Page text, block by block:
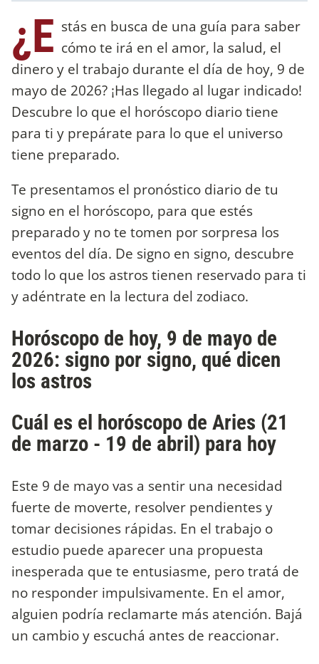
¿E stás en busca de una guía para saber
cómo te irá en el amor, la salud, el
dinero y el trabajo durante el día de hoy, 9 de
mayo de 2026? ¡Has llegado al lugar indicado!
Descubre lo que el horóscopo diario tiene
para ti y prepárate para lo que el universo
tiene preparado.
Te presentamos el pronóstico diario de tu
signo en el horóscopo, para que estés
preparado y no te tomen por sorpresa los
eventos del día. De signo en signo, descubre
todo lo que los astros tienen reservado para ti
y adéntrate en la lectura del zodiaco.
Horóscopo de hoy, 9 de mayo de
2026: signo por signo, qué dicen
los astros
Cuál es el horóscopo de Aries (21
de marzo - 19 de abril) para hoy
Este 9 de mayo vas a sentir una necesidad
fuerte de moverte, resolver pendientes y
tomar decisiones rápidas. En el trabajo o
estudio puede aparecer una propuesta
inesperada que te entusiasme, pero tratá de
no responder impulsivamente. En el amor,
alguien podría reclamarte más atención. Bajá
un cambio y escuchá antes de reaccionar.